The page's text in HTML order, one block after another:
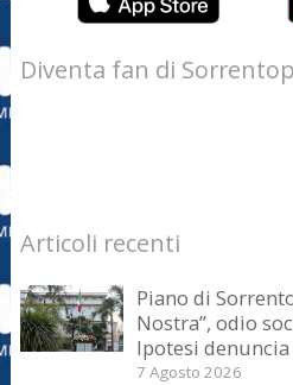
Diventa fan di
Articoli recenti
Piano di
Nostra”, odio
Ipotesi denuncia
7 Agosto 2026